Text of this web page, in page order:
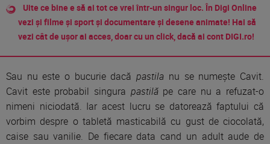
Uite ce bine e să ai tot ce vrei într-un singur loc. În Digi Online
vezi și filme și sport și documentare și desene animate! Hai să
vezi cât de ușor ai acces, doar cu un click, dacă ai cont DIGI.ro!
Sau nu este o bucurie dacăpastila nu se numește Cavit.
Cavit este probabil singura pastilăpe care nu a refuzat-o
nimeni niciodată. Iar acest lucru se datorează faptului că
vorbim despre o tabletă masticabilă cu gust de ciocolată,
caise sau vanilie. De fiecare data cand un adult aude de